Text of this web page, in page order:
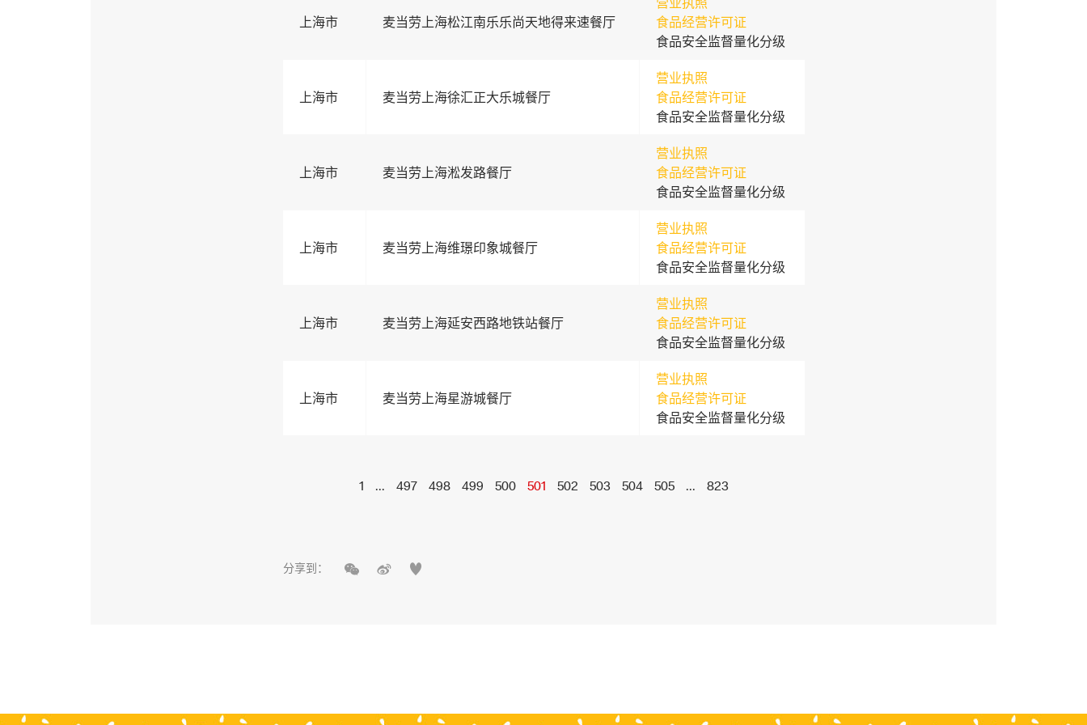
上海市 麦当劳上海松江南乐乐尚天地得来速餐厅
食品经营许可证
食品安全监督量化分级
上海市 麦当劳上海徐汇正大乐城餐厅
营业执照
食品经营许可证
食品安全监督量化分级
上海市 麦当劳上海淞发路餐厅
营业执照
食品经营许可证
食品安全监督量化分级
上海市 麦当劳上海维璟印象城餐厅
营业执照
食品经营许可证
食品安全监督量化分级
上海市 麦当劳上海延安西路地铁站餐厅
营业执照
食品经营许可证
食品安全监督量化分级
上海市 麦当劳上海星游城餐厅
营业执照
食品经营许可证
食品安全监督量化分级
1 ... 497 498 499 500 501 502 503 504 505 ... 823
分享到：   